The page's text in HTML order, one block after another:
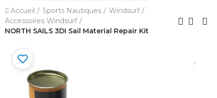
Accueil Sports Nautiques
Windsurf
Accessoires Windsurf
NORTH SAILS 3DI Sail Material Repair Kit
Bonjour ! Je suis votre expert nautique.
Comment puis-je vous aider aujourd'hui ?